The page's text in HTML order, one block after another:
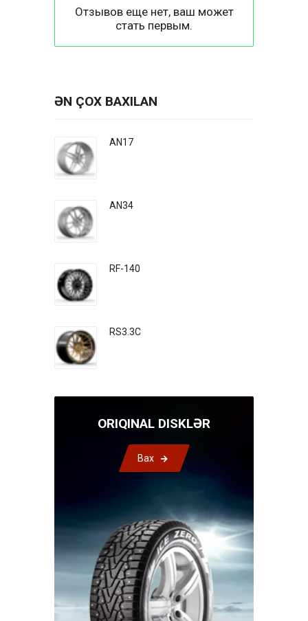
Отзывов еще нет, ваш может
стать первым.
ƏN ÇOX BAXILAN
AN17
AN34
RF-140
RS3.3C
ORIQINAL DISKLƏR
Bax